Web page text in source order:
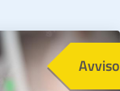
Avviso